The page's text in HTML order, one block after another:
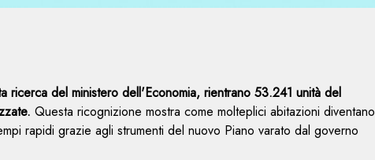
del ministero dell'Economia, rientrano 53.241 unità del
Questa ricognizione mostra come molteplici abitazioni diventano
rapidi grazie agli strumenti del nuovo Piano varato dal governo